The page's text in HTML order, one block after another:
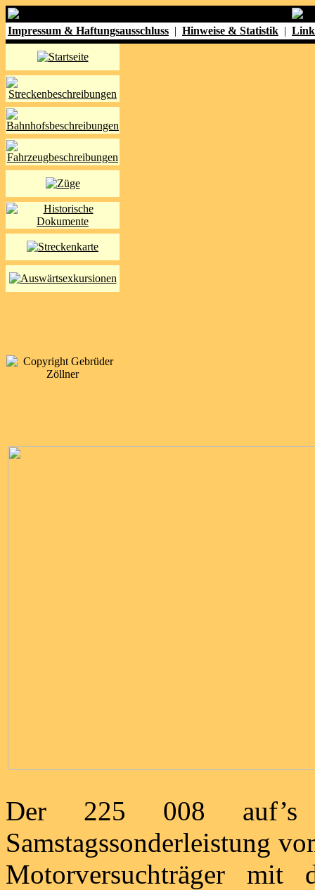
Impressum & Haftungsausschluss | Hinweise & Statistik |
Der 225 008
Samstagssonderleistung
Motorversuchträger mit